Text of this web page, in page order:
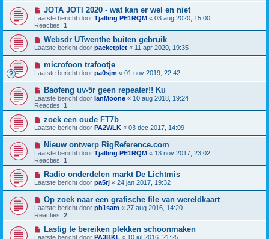
JOTA JOTI 2020 - wat kan er wel en niet
Laatste bericht door Tjalling PE1RQM « 03 aug 2020, 15:00
Reacties: 1
Websdr UTwenthe buiten gebruik
Laatste bericht door packetpiet « 11 apr 2020, 19:35
microfoon trafootje
Laatste bericht door pa0sjm « 01 nov 2019, 22:42
Baofeng uv-5r geen repeater!! Ku
Laatste bericht door IanMoone « 10 aug 2018, 19:24
Reacties: 1
zoek een oude FT7b
Laatste bericht door PA2WLK « 03 dec 2017, 14:09
Nieuw ontwerp RigReference.com
Laatste bericht door Tjalling PE1RQM « 13 nov 2017, 23:02
Reacties: 1
Radio onderdelen markt De Lichtmis
Laatste bericht door pa5rj « 24 jan 2017, 19:32
Op zoek naar een grafische file van wereldkaart
Laatste bericht door pb1sam « 27 aug 2016, 14:20
Reacties: 2
Lastig te bereiken plekken schoonmaken
Laatste bericht door PA3BKL « 10 jul 2016, 21:25